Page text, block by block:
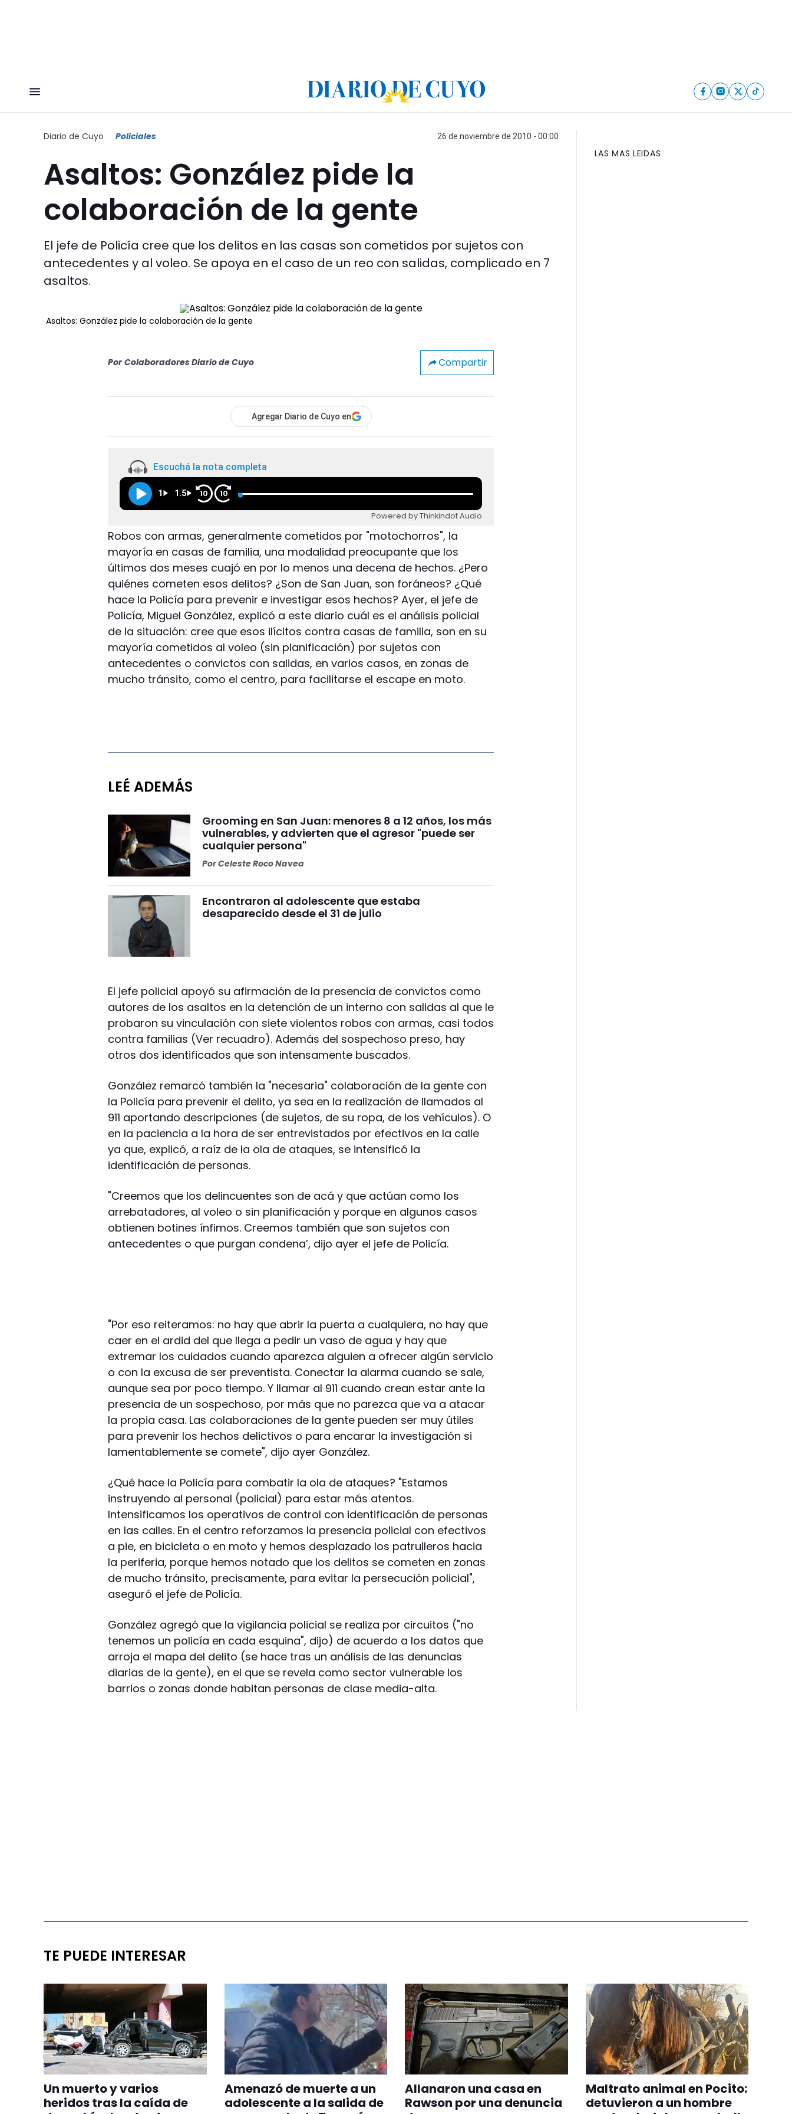
Diario de Cuyo Policiales 26 de noviembre de 2010 - 00:00
Asaltos: González pide la
colaboración de la gente
El jefe de Policía cree que los delitos en las casas son cometidos por sujetos con
antecedentes y al voleo. Se apoya en el caso de un reo con salidas, complicado en 7
asaltos.
Asaltos: González pide la colaboración de la gente
Por Colaboradores Diario de Cuyo Compartir
Agregar Diario de Cuyo en
Escuchá la nota completa
1 1.5 10 10
Powered by Thinkindot Audio
Robos con armas, generalmente cometidos por "motochorros", la
mayoría en casas de familia, una modalidad preocupante que los
últimos dos meses cuajó en por lo menos una decena de hechos. ¿Pero
quiénes cometen esos delitos? ¿Son de San Juan, son foráneos? ¿Qué
hace la Policía para prevenir e investigar esos hechos? Ayer, el jefe de
Policía, Miguel González, explicó a este diario cuál es el análisis policial
de la situación: cree que esos ilícitos contra casas de familia, son en su
mayoría cometidos al voleo (sin planificación) por sujetos con
antecedentes o convictos con salidas, en varios casos, en zonas de
mucho tránsito, como el centro, para facilitarse el escape en moto.
LEÉ ADEMÁS
Grooming en San Juan: menores 8 a 12 años, los más
vulnerables, y advierten que el agresor "puede ser
cualquier persona"
PorCeleste Roco Navea
Encontraron al adolescente que estaba
desaparecido desde el 31 de julio
El jefe policial apoyó su afirmación de la presencia de convictos como
autores de los asaltos en la detención de un interno con salidas al que le
probaron su vinculación con siete violentos robos con armas, casi todos
contra familias (Ver recuadro). Además del sospechoso preso, hay
otros dos identificados que son intensamente buscados.
González remarcó también la "necesaria" colaboración de la gente con
la Policía para prevenir el delito, ya sea en la realización de llamados al
911 aportando descripciones (de sujetos, de su ropa, de los vehículos). O
en la paciencia a la hora de ser entrevistados por efectivos en la calle
ya que, explicó, a raíz de la ola de ataques, se intensificó la
identificación de personas.
"Creemos que los delincuentes son de acá y que actúan como los
arrebatadores, al voleo o sin planificación y porque en algunos casos
obtienen botines ínfimos. Creemos también que son sujetos con
antecedentes o que purgan condena’, dijo ayer el jefe de Policía.
"Por eso reiteramos: no hay que abrir la puerta a cualquiera, no hay que
caer en el ardid del que llega a pedir un vaso de agua y hay que
extremar los cuidados cuando aparezca alguien a ofrecer algún servicio
o con la excusa de ser preventista. Conectar la alarma cuando se sale,
aunque sea por poco tiempo. Y llamar al 911 cuando crean estar ante la
presencia de un sospechoso, por más que no parezca que va a atacar
la propia casa. Las colaboraciones de la gente pueden ser muy útiles
para prevenir los hechos delictivos o para encarar la investigación si
lamentablemente se comete", dijo ayer González.
¿Qué hace la Policía para combatir la ola de ataques? "Estamos
instruyendo al personal (policial) para estar más atentos.
Intensificamos los operativos de control con identificación de personas
en las calles. En el centro reforzamos la presencia policial con efectivos
a pie, en bicicleta o en moto y hemos desplazado los patrulleros hacia
la periferia, porque hemos notado que los delitos se cometen en zonas
de mucho tránsito, precisamente, para evitar la persecución policial",
aseguró el jefe de Policía.
González agregó que la vigilancia policial se realiza por circuitos ("no
tenemos un policía en cada esquina", dijo) de acuerdo a los datos que
arroja el mapa del delito (se hace tras un análisis de las denuncias
diarias de la gente), en el que se revela como sector vulnerable los
barrios o zonas donde habitan personas de clase media-alta.
LAS MAS LEIDAS
TE PUEDE INTERESAR
Un muerto y varios
heridos tras la caída de
Amenazó de muerte a un
adolescente a la salida de
Allanaron una casa en
Rawson por una denuncia
Maltrato animal en Pocito:
detuvieron a un hombre